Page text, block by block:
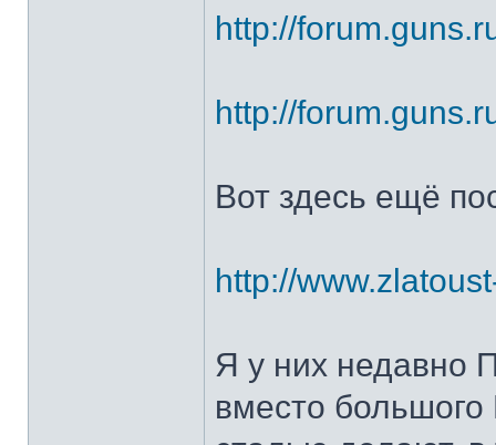
http://
http://
Вот здесь ещё
http://
Я у них недавно
вместо